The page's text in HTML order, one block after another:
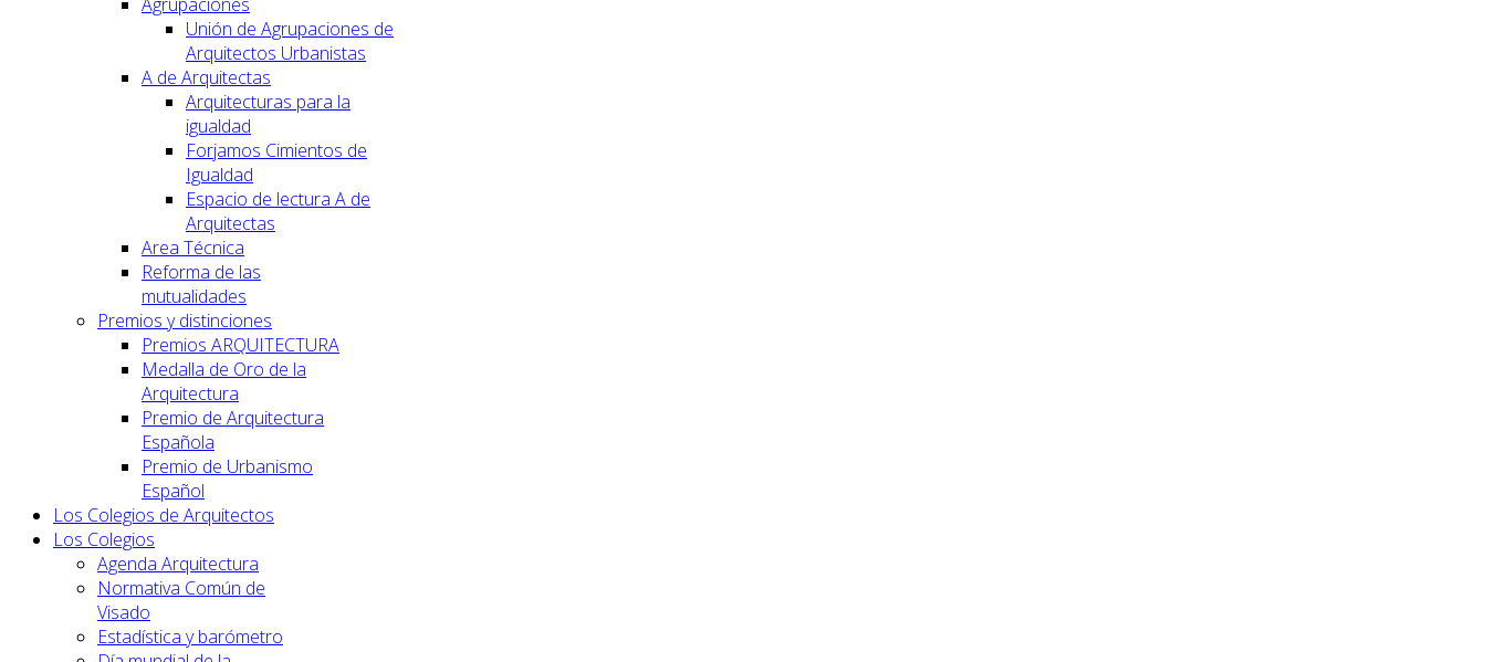
Unión de Agrupaciones de
Arquitectos Urbanistas
A de Arquitectas
Arquitecturas para la
igualdad
Forjamos Cimientos de
Igualdad
Espacio de lectura A de
Arquitectas
Area Técnica
Reforma de las
mutualidades
Premios y distinciones
Premios ARQUITECTURA
Medalla de Oro de la
Arquitectura
Premio de Arquitectura
Española
Premio de Urbanismo
Español
Los Colegios de Arquitectos
Los Colegios
Agenda Arquitectura
Normativa Común de
Visado
Estadística y barómetro